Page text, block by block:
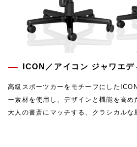
ICON／アイコン ジャワエデ
高級スポーツカーをモチーフにした
ー素材を使用し、デザインと機能を高め
大人の書斎にマッチする、クラシカルな